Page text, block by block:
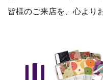
皆様のご来店を、心より